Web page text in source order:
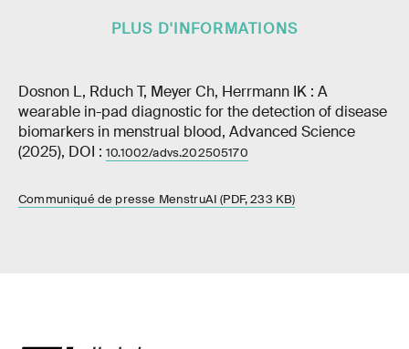
PLUS D'INFORMATIONS
Dosnon L, Rduch T, Meyer Ch, Herrmann IK : A
wearable in-pad diagnostic for the detection of disease
biomarkers in menstrual blood, Advanced Science
(2025), DOI : 10.1002/advs.202505170
Communiqué de presse MenstruAI (PDF, 233 KB)